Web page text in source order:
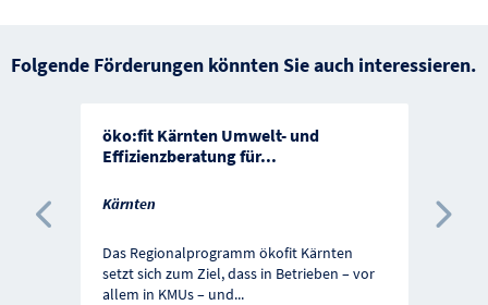
Folgende Förderungen könnten Sie auch interessieren.
öko:fit Kärnten Umwelt- und
Effizienzberatung für...
Kärnten
Das Regionalprogramm ökofit Kärnten
setzt sich zum Ziel, dass in Betrieben – vor
allem in KMUs – und...
Vorherige Förderung